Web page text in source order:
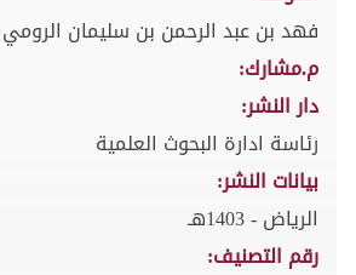
فهد بن عبد الرحمن بن سليمان الرومي
م.مشارك:
دار النشر:
رئاسة ادارة البحوث العلمية
بيانات النشر:
الرياض - 1403هـ
رقم التصنيف: